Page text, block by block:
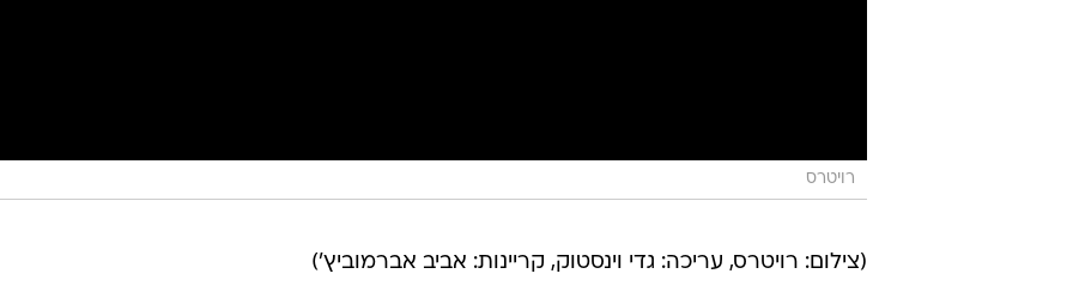
רויטרס
(צילום: רויטרס, עריכה: גדי וינסטוק, קריינות: אביב אברמוביץ')